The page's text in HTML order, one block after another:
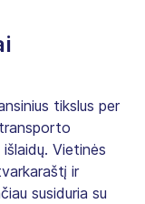
tikslus per
Vietinės
ir
susiduria su